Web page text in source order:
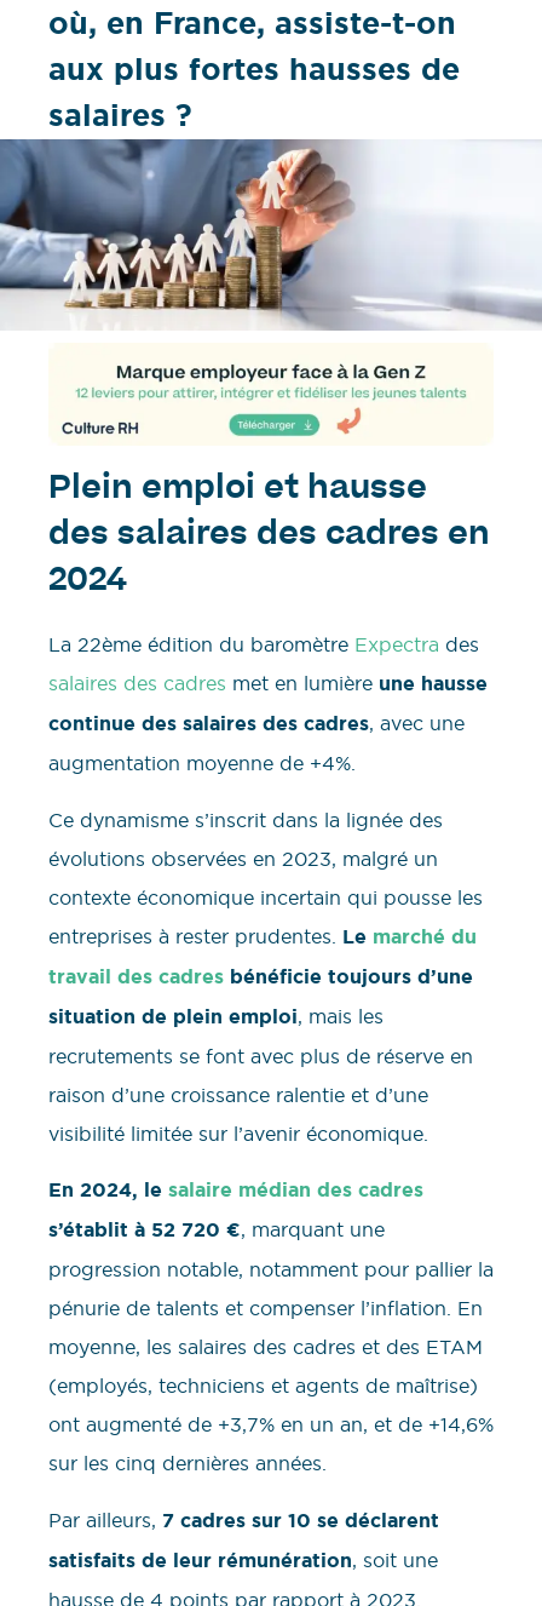
où, en France, assiste-t-on
aux plus fortes hausses de
salaires ?
Plein emploi et hausse
des salaires des cadres en
2024
La 22ème édition du baromètre Expectra des
salaires des cadres met en lumière une hausse
continue des salaires des cadres, avec une
augmentation moyenne de +4%.
Ce dynamisme s’inscrit dans la lignée des
évolutions observées en 2023, malgré un
contexte économique incertain qui pousse les
entreprises à rester prudentes. Le marché du
travail des cadres bénéficie toujours d’une
situation de plein emploi, mais les
recrutements se font avec plus de réserve en
raison d’une croissance ralentie et d’une
visibilité limitée sur l’avenir économique.
En 2024, le salaire médian des cadres
s’établit à 52 720 €, marquant une
progression notable, notamment pour pallier la
pénurie de talents et compenser l’inflation. En
moyenne, les salaires des cadres et des ETAM
(employés, techniciens et agents de maîtrise)
ont augmenté de +3,7% en un an, et de +14,6%
sur les cinq dernières années.
Par ailleurs, 7 cadres sur 10 se déclarent
satisfaits de leur rémunération, soit une
hausse de 4 points par rapport à 2023.